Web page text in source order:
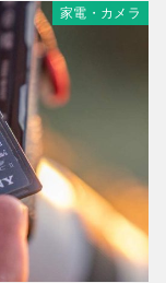
家電・カメラ